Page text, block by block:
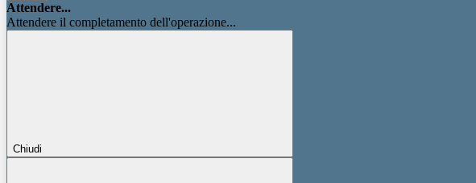
Attendere...
Attendere il completamento dell'operazione...
Chiudi